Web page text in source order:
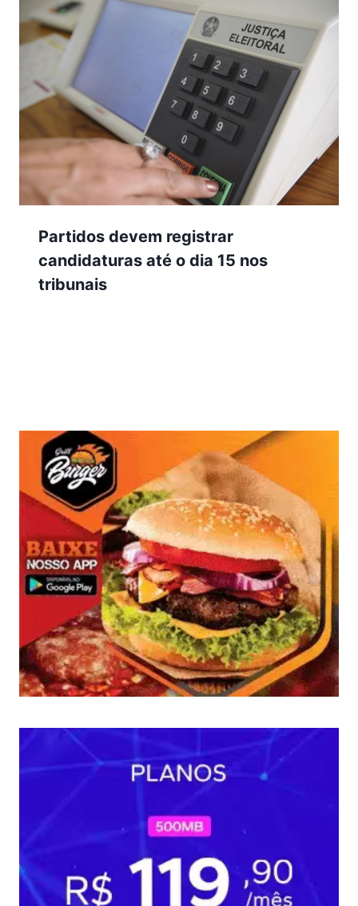
Partidos devem registrar
candidaturas até o dia 15 nos
tribunais